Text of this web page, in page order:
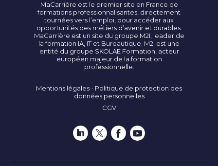
MaCarrière est le premier site en France de
formations professionnalisantes, directement
tournées vers l’emploi, pour accéder aux
opportunités des métiers d’avenir et durables.
MaCarrière est un site du groupe M2I, leader de
la formation IA, IT et Bureautique. M2I est une
entité du groupe SKOLAE Formation, acteur
européen majeur de la formation
professionnelle.
Mentions légales - Politique de protection des
données personnelles
CGV